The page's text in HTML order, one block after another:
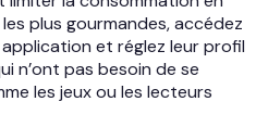
plus gourmandes, accédez
et réglez leur profil
n’ont pas besoin de se
les jeux ou les lecteurs